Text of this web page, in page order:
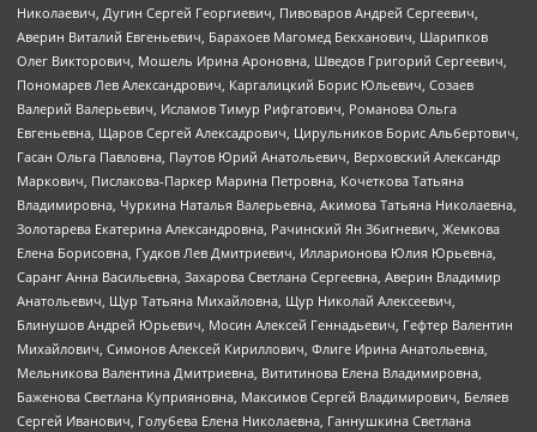
Николаевич, Дугин Сергей Георгиевич, Пивоваров Андрей Сергеевич,
Аверин Виталий Евгеньевич, Барахоев Магомед Бекханович, Шарипков
Олег Викторович, Мошель Ирина Ароновна, Шведов Григорий Сергеевич,
Пономарев Лев Александрович, Каргалицкий Борис Юльевич, Созаев
Валерий Валерьевич, Исламов Тимур Рифгатович, Романова Ольга
Евгеньевна, Щаров Сергей Алексадрович, Цирульников Борис Альбертович,
Гасан Ольга Павловна, Паутов Юрий Анатольевич, Верховский Александр
Маркович, Пислакова-Паркер Марина Петровна, Кочеткова Татьяна
Владимировна, Чуркина Наталья Валерьевна, Акимова Татьяна Николаевна,
Золотарева Екатерина Александровна, Рачинский Ян Збигневич, Жемкова
Елена Борисовна, Гудков Лев Дмитриевич, Илларионова Юлия Юрьевна,
Саранг Анна Васильевна, Захарова Светлана Сергеевна, Аверин Владимир
Анатольевич, Щур Татьяна Михайловна, Щур Николай Алексеевич,
Блинушов Андрей Юрьевич, Мосин Алексей Геннадьевич, Гефтер Валентин
Михайлович, Симонов Алексей Кириллович, Флиге Ирина Анатольевна,
Мельникова Валентина Дмитриевна, Вититинова Елена Владимировна,
Баженова Светлана Куприяновна, Максимов Сергей Владимирович, Беляев
Сергей Иванович, Голубева Елена Николаевна, Ганнушкина Светлана